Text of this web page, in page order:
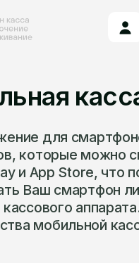
Play
для смартфонов
смартфон либо планшет
аппарата.
кассы: